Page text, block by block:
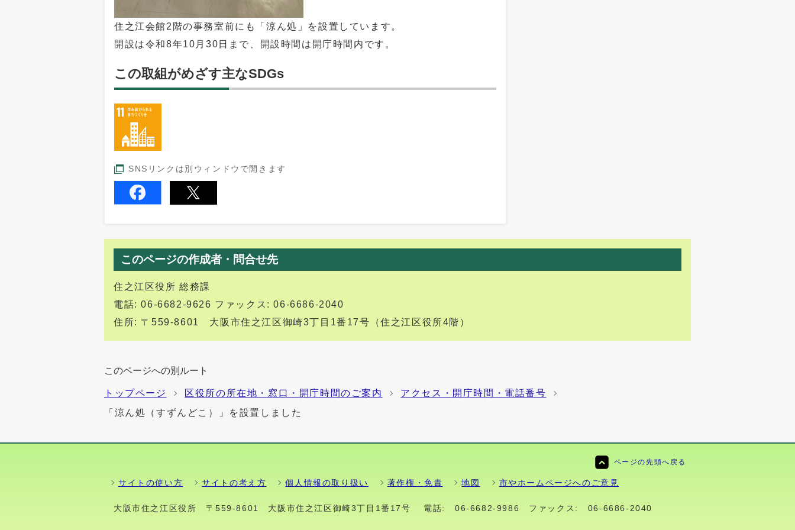
住之江会館2階の事務室前にも「涼ん処」を設置しています。
開設は令和8年10月30日まで、開設時間は開庁時間内です。
この取組がめざす主なSDGs
SNSリンクは別ウィンドウで開きます
このページの作成者・問合せ先
住之江区役所 総務課
電話: 06-6682-9626 ファックス: 06-6686-2040
住所: 〒559-8601 大阪市住之江区御崎3丁目1番17号（住之江区役所4階）
このページへの別ルート
トップページ 区役所の所在地・窓口・開庁時間のご案内
アクセス・開庁時間・電話番号
「涼ん処（すずんどこ）」を設置しました
ページの先頭へ戻る
サイトの使い方 サイトの考え方 個人情報の取り扱い 著作権・免責 地図 市やホームページへのご意見
大阪市住之江区役所 〒559-8601 大阪市住之江区御崎3丁目1番17号 電話: 06-6682-9986 ファックス: 06-6686-2040